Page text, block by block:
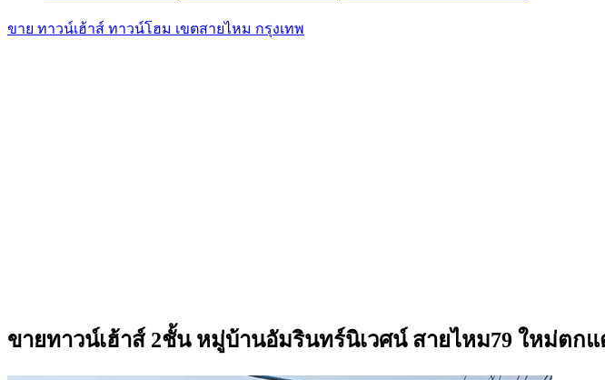
ขาย ทาวน์เฮ้าส์ ทาวน์โฮม เขตสายไหม กรุงเทพ
ขายทาวน์เฮ้าส์ 2ชั้น หมู่บ้านอัมรินทร์นิเวศน์ สายไหม79 ใหม่ตกแ